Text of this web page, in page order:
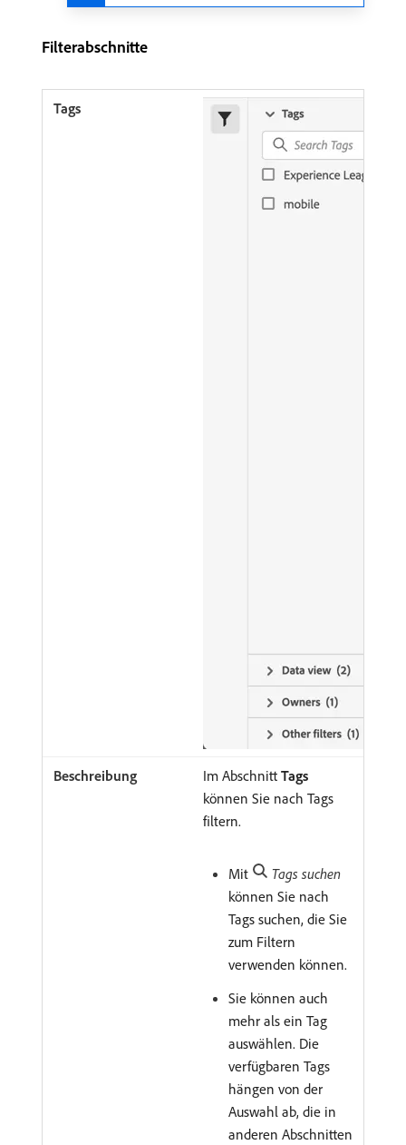
Filterabschnitte
Im Abschnitt Tags
können Sie nach Tags
filtern.
Mit
Tags suchen
können Sie nach
Tags suchen, die Sie
zum Filtern
verwenden können.
Sie können auch
mehr als ein Tag
auswählen. Die
verfügbaren Tags
hängen von der
Auswahl ab, die in
anderen Abschnitten